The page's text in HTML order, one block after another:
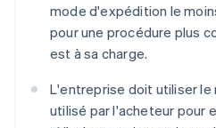
mode d'expédition le
pour une procédure plus
est à sa charge.
L'entreprise doit utiliser le
utilisé par l'acheteur pour